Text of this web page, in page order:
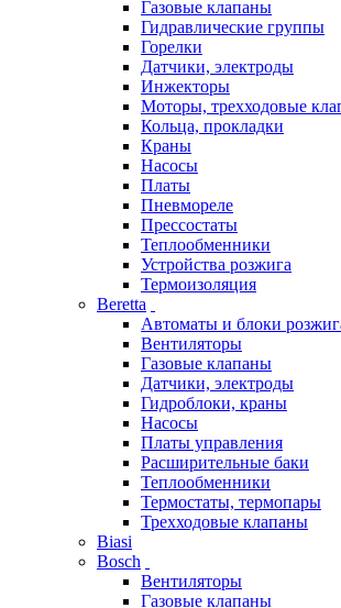
Газовые клапаны
Гидравлические группы
Горелки
Датчики, электроды
Инжекторы
Моторы, трехходовые
Кольца, прокладки
Краны
Насосы
Платы
Пневмореле
Прессостаты
Теплообменники
Устройства розжига
Термоизоляция
Beretta
Автоматы и блоки
Вентиляторы
Газовые клапаны
Датчики, электроды
Гидроблоки, краны
Насосы
Платы управления
Расширительные баки
Теплообменники
Термостаты, термопары
Трехходовые клапаны
Biasi
Bosch
Вентиляторы
Газовые клапаны